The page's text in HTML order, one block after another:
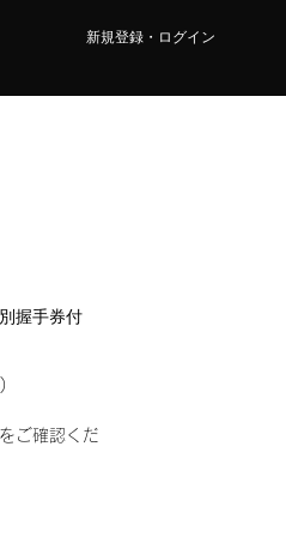
新規登録・ログイン
握手券付
ご確認くだ